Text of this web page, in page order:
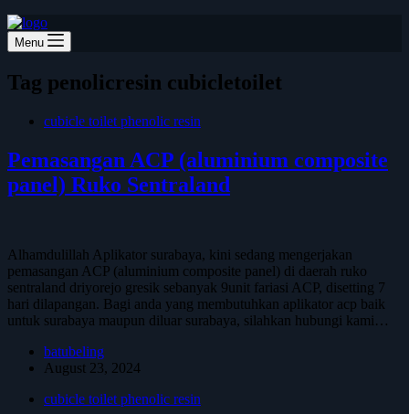
Menu
Tag penolicresin cubicletoilet
cubicle toilet phenolic resin
Pemasangan ACP (aluminium composite
panel) Ruko Sentraland
Alhamdulillah Aplikator surabaya, kini sedang mengerjakan
pemasangan ACP (aluminium composite panel) di daerah ruko
sentraland driyorejo gresik sebanyak 9unit fariasi ACP, disetting 7
hari dilapangan. Bagi anda yang membutuhkan aplikator acp baik
untuk surabaya maupun diluar surabaya, silahkan hubungi kami…
batubeling
August 23, 2024
cubicle toilet phenolic resin